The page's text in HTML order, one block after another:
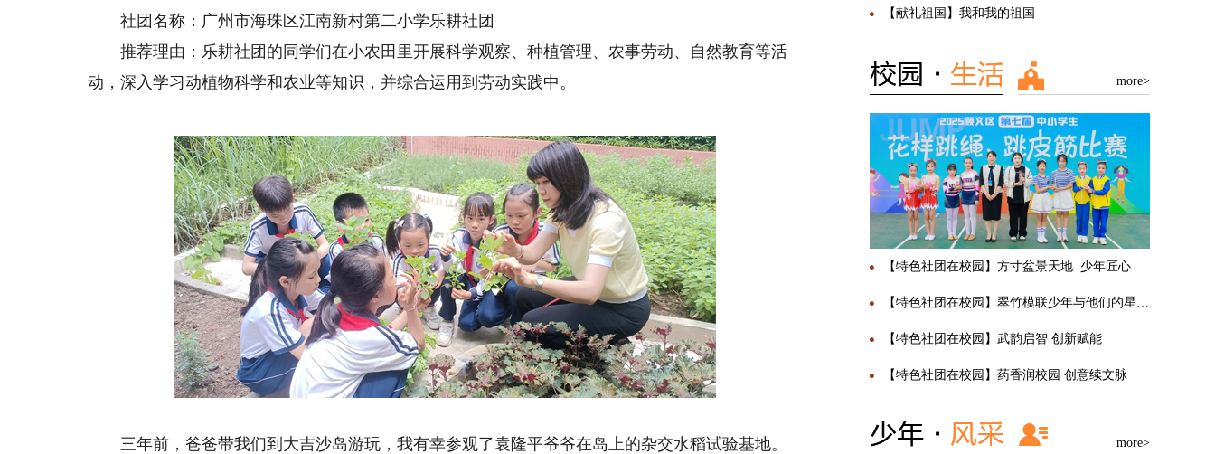
社团名称：广州市海珠区江南新村第二小学乐耕社团
推荐理由：乐耕社团的同学们在小农田里开展科学观察、种植管理、农事劳动、自然教育等活
动，深入学习动植物科学和农业等知识，并综合运用到劳动实践中。
三年前，爸爸带我们到大吉沙岛游玩，我有幸参观了袁隆平爷爷在岛上的杂交水稻试验基地。
【献礼祖国】我和我的祖国
more>
【特色社团在校园】方寸盆景天地 少年匠心传承
【特色社团在校园】翠竹模联少年与他们的星辰大海
【特色社团在校园】武韵启智 创新赋能
【特色社团在校园】药香润校园 创意续文脉
more>